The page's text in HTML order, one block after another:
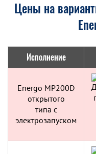
Цены на
Исполнение
Energo MP200D
открытого
типа с
электрозапуском